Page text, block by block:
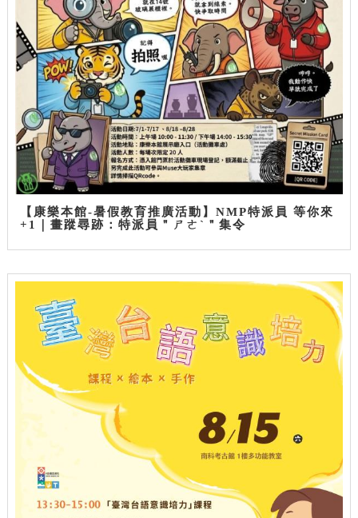
【康樂本館-暑假教育推廣活動】NMP特派員 等你來
+1｜畫蹤尋跡：特派員＂ㄕㄜˋ＂集令